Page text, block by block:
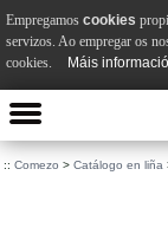
:: Comezo > Catálogo en liña
Empregamos cookies
servizos. Ao empregar os
cookies.
Máis